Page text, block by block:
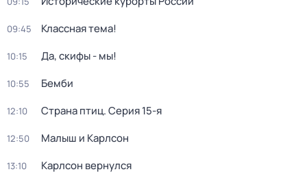
09:45 Классная тема!
10:15 Да, скифы - мы!
10:55 Бемби
12:10 Страна птиц. Серия 15-я
12:50 Малыш и Карлсон
13:10 Карлсон вернулся